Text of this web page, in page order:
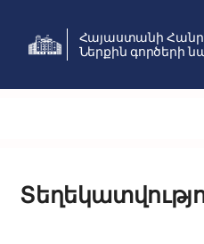
Հայաստանի
Ներքին գործերի